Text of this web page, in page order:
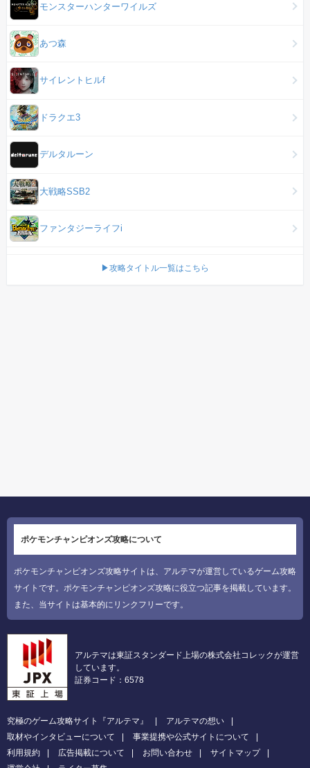
モンスターハンターワイルズ
あつ森
サイレントヒルf
ドラクエ3
デルタルーン
大戦略SSB2
ファンタジーライフi
▶攻略タイトル一覧はこちら
ポケモンチャンピオンズ攻略について
ポケモンチャンピオンズ攻略サイトは、アルテマが運営しているゲーム攻略
サイトです。ポケモンチャンピオンズ攻略に役立つ記事を掲載しています。
また、当サイトは基本的にリンクフリーです。
アルテマは東証スタンダード上場の株式会社コレックが運営
しています。
証券コード：6578
究極のゲーム攻略サイト『アルテマ』
アルテマの想い
取材やインタビューについて
事業提携や公式サイトについて
利用規約
広告掲載について お問い合わせ
サイトマップ